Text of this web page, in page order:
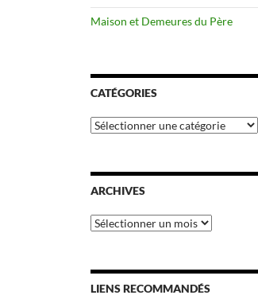
Maison et Demeures du Père
CATÉGORIES
Catégories
ARCHIVES
Archives
LIENS RECOMMANDÉS